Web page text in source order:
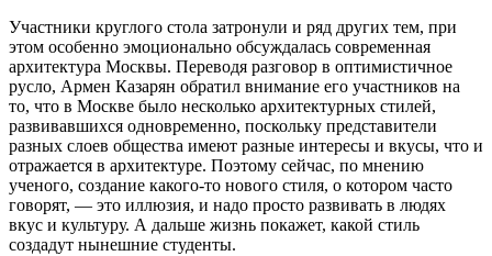
Участники круглого стола затронули и ряд других тем, при
этом особенно эмоционально обсуждалась современная
архитектура Москвы. Переводя разговор в оптимистичное
русло, Армен Казарян обратил внимание его участников на
то, что в Москве было несколько архитектурных стилей,
развивавшихся одновременно, поскольку представители
разных слоев общества имеют разные интересы и вкусы, что и
отражается в архитектуре. Поэтому сейчас, по мнению
ученого, создание какого-то нового стиля, о котором часто
говорят, — это иллюзия, и надо просто развивать в людях
вкус и культуру. А дальше жизнь покажет, какой стиль
создадут нынешние студенты.